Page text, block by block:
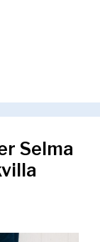
Selma